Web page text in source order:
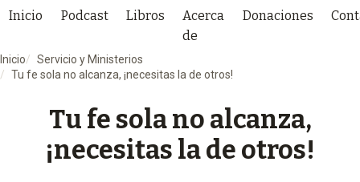
Inicio Podcast Libros
Acerca
de
Donaciones
Inicio
Servicio y Ministerios
Tu fe sola no alcanza, ¡necesitas la de otros!
Tu fe sola no alcanza,
¡necesitas la de otros!